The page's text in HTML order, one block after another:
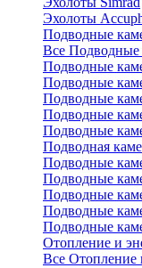
Эхолоты
Подводные
Все
Подводные
Подводные
Подводные
Подводные
Подводные
Подводная
Подводные
Подводные
Подводные
Подводные
Подводные
Отопление и
Все Отопление